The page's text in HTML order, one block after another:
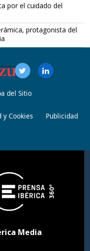
por el cuidado del
protagonista del
del Sitio
y Cookies Publicidad
Media